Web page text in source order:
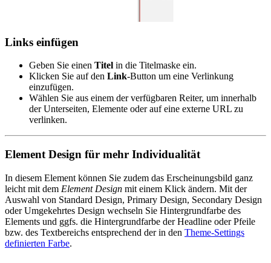
Links einfügen
Geben Sie einen Titel in die Titelmaske ein.
Klicken Sie auf den Link-Button um eine Verlinkung
einzufügen.
Wählen Sie aus einem der verfügbaren Reiter, um innerhalb
der Unterseiten, Elemente oder auf eine externe URL zu
verlinken.
Element Design für mehr Individualität
In diesem Element können Sie zudem das Erscheinungsbild ganz
leicht mit dem Element Design mit einem Klick ändern. Mit der
Auswahl von Standard Design, Primary Design, Secondary Design
oder Umgekehrtes Design wechseln Sie Hintergrundfarbe des
Elements und ggfs. die Hintergrundfarbe der Headline oder Pfeile
bzw. des Textbereichs entsprechend der in den Theme-Settings
definierten Farbe.